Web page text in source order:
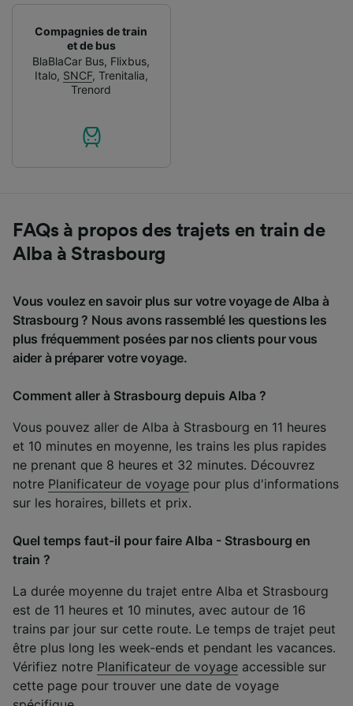
Compagnies de train
et de bus
BlaBlaCar Bus, Flixbus,
Italo, SNCF, Trenitalia,
Trenord
FAQs à propos des trajets en train de
Alba à Strasbourg
Vous voulez en savoir plus sur votre voyage de Alba à
Strasbourg ? Nous avons rassemblé les questions les
plus fréquemment posées par nos clients pour vous
aider à préparer votre voyage.
Comment aller à Strasbourg depuis Alba ?
Vous pouvez aller de Alba à Strasbourg en 11 heures
et 10 minutes en moyenne, les trains les plus rapides
ne prenant que 8 heures et 32 minutes. Découvrez
notre Planificateur de voyage pour plus d'informations
sur les horaires, billets et prix.
Quel temps faut-il pour faire Alba - Strasbourg en
train ?
La durée moyenne du trajet entre Alba et Strasbourg
est de 11 heures et 10 minutes, avec autour de 16
trains par jour sur cette route. Le temps de trajet peut
être plus long les week-ends et pendant les vacances.
Vérifiez notre Planificateur de voyage accessible sur
cette page pour trouver une date de voyage